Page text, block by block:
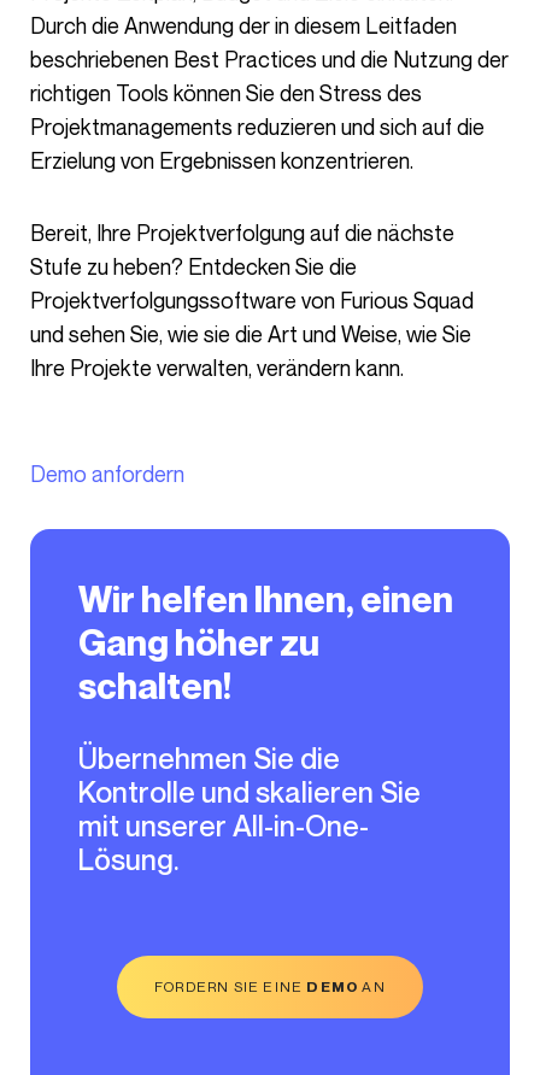
Wir helfen Ihnen, einen
Gang höher zu
schalten!
Übernehmen Sie die
Kontrolle und skalieren Sie
mit unserer All-in-One-
Lösung.
FORDERN SIE EINE DEMO AN
Durch die Anwendung der in diesem Leitfaden
beschriebenen Best Practices und die Nutzung der
richtigen Tools können Sie den Stress des
Projektmanagements reduzieren und sich auf die
Erzielung von Ergebnissen konzentrieren.
Bereit, Ihre Projektverfolgung auf die nächste
Stufe zu heben? Entdecken Sie die
Projektverfolgungssoftware von Furious Squad
und sehen Sie, wie sie die Art und Weise, wie Sie
Ihre Projekte verwalten, verändern kann.
Demo anfordern